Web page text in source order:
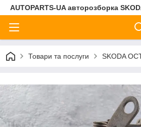
AUTOPARTS-UA авторозборка
Товари та послуги SKODA